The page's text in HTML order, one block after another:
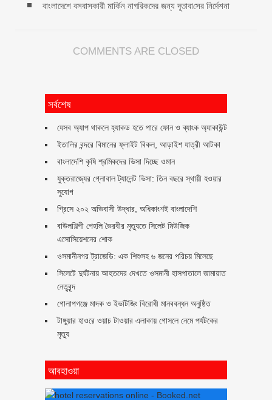
বাংলাদেশে বসবাসকারী মা‌র্কিন নাগরিকদের জন্য দূতাবা‌সের নির্দেশনা
COMMENTS ARE CLOSED
সর্বশেষ
যেসব অ্যাপ থাকলে হ্যাকড হতে পারে ফোন ও ব্যাংক অ্যাকাউন্ট
ইতালির বন্দরে বিমানের ফ্লাইট বিকল, আড়াইশ যাত্রী আটকা
বাংলাদেশি কৃষি শ্রমিকদের ভিসা দিচ্ছে ওমান
যুক্তরাজ্যের গ্লোবাল ট্যালেন্ট ভিসা: তিন বছরে স্থায়ী হওয়ার
সুযোগ
গ্রিসে ২০২ অভিবাসী উদ্ধার, অধিকাংশই বাংলাদেশি
বাউলশিল্পী পেহলি ভৈরবীর মৃত্যুতে সিলেট মিউজিক
এসোসিয়েশনের শোক
ওসমানীনগর ট্রাজেডি: এক শিশুসহ ৬ জনের পরিচয় মিলেছে
সিলেটে দুর্ঘটনায় আহতদের দেখতে ওসমানী হাসপাতালে জামায়াত
নেতৃবৃন্দ
গোলাপগঞ্জে মাদক ও ইভটিজিং বিরোধী মানববন্ধন অনুষ্ঠিত
টাঙ্গুয়ার হাওরে ওয়াচ টাওয়ার এলাকায় গোসলে নেমে পর্যটকের
মৃত্যু
আবহাওয়া